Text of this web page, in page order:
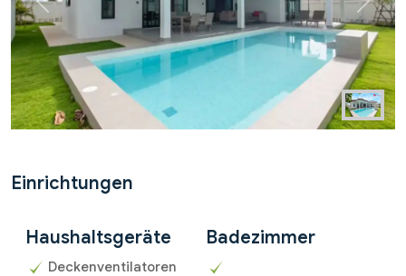
Previous Next
Einrichtungen
Haushaltsgeräte
Deckenventilatoren
Badezimmer